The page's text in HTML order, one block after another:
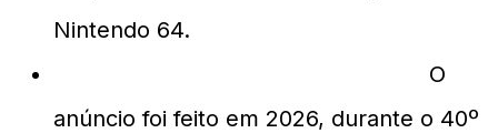
Nintendo 64.
O
anúncio foi feito em 2026, durante o 40º